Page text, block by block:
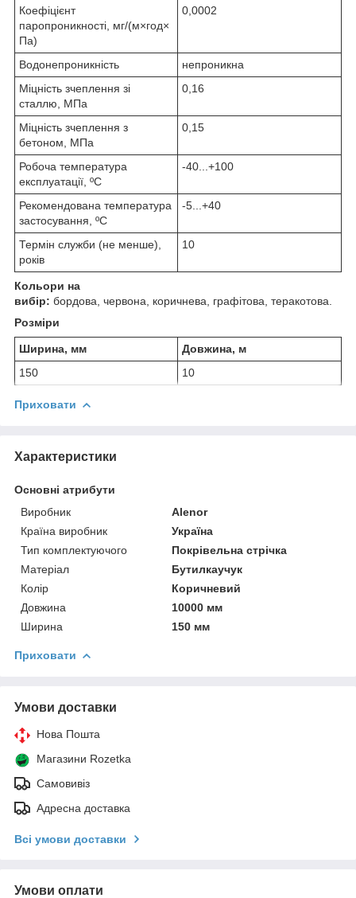
Коефіцієнт
паропроникності, мг/(м×год×
Па)
0,0002
Водонепроникність
непроникна
Міцність зчеплення зі
сталлю, МПа
0,16
Міцність зчеплення з
бетоном, МПа
0,15
Робоча температура
експлуатації, ºС
-40...+100
Рекомендована температура
застосування, ºС
-5...+40
Термін служби (не менше),
років
10
Кольори на
вибір: бордова, червона, коричнева, графітова, теракотова.
Розміри
Ширина, мм
Довжина, м
150
10
Приховати
Характеристики
Основні атрибути
Виробник
Alenor
Країна виробник
Україна
Тип комплектуючого
Покрівельна стрічка
Матеріал
Бутилкаучук
Колір
Коричневий
Довжина
10000 мм
Ширина
150 мм
Приховати
Умови доставки
Нова Пошта
Магазини Rozetka
Самовивіз
Адресна доставка
Всі умови доставки
Умови оплати